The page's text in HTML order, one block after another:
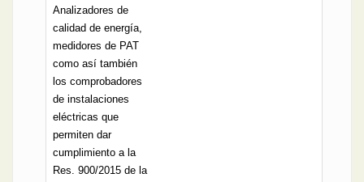
Analizadores de
calidad de energía,
medidores de PAT
como así también
los comprobadores
de instalaciones
eléctricas que
permiten dar
cumplimiento a la
Res. 900/2015 de la